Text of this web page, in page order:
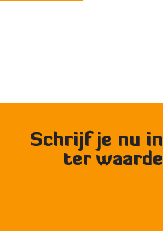
Schrijf je nu
ter